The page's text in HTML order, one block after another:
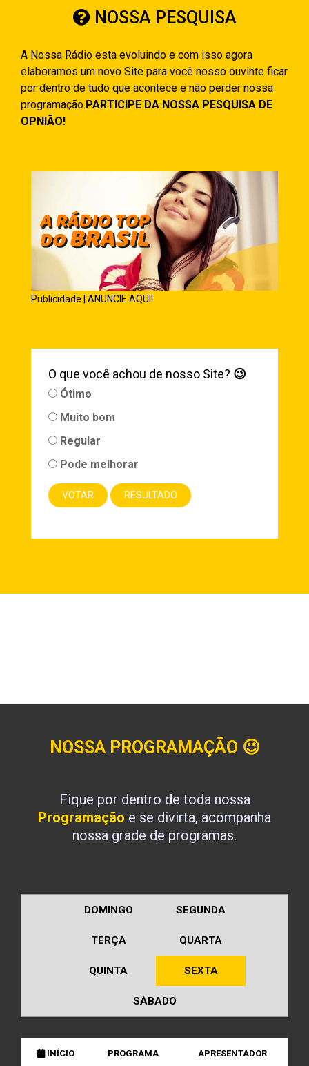
NOSSA PESQUISA
A Nossa Rádio esta evoluindo e com isso agora
elaboramos um novo Site para você nosso ouvinte ficar
por dentro de tudo que acontece e não perder nossa
programação. PARTICIPE DA NOSSA PESQUISA DE
OPNIÃO!
Publicidade | ANUNCIE AQUI!
O que você achou de nosso Site? 😉
Ótimo
Muito bom
Regular
Pode melhorar
NOSSA PROGRAMAÇÃO 😉
Fique por dentro de toda nossa
Programação e se divirta, acompanha
nossa grade de programas.
DOMINGO SEGUNDA
TERÇA QUARTA
QUINTA SEXTA
SÁBADO
INÍCIO PROGRAMA APRESENTADOR